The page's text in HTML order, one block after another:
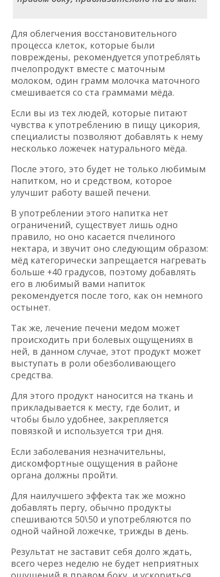
приёма пищи не меньше чем 5 раз в сутки.
Специалисты поделились не большим
советом по поводу лечения
пчелопродуктом, после того как вы съели
ложечку мёда, рекомендуется принять
горизонтальное положение, именно на
правом боку, приблизительно на 20 мин.
Для облегчения восстановительного
процесса клеток, которые были
повреждены, рекомендуется употреблять
пчелопродукт вместе с маточным
молоком, один грамм молочка маточного
смешивается со ста граммами мёда.
Если вы из тех людей, которые питают
чувства к употреблению в пищу цикория,
специалисты позволяют добавлять к нему
несколько ложечек натурального мёда.
После этого, это будет не только любимым
улучшит работу вашей печени.
В употреблении этого напитка нет
ограничений, существует лишь одно
правило, но оно касается пчелиного
мёд категорически запрещается нагревать
больше +40 градусов, поэтому добавлять
его в любимый вами напиток
рекомендуется после того, как он немного
остынет.
Так же, лечение печени медом может
происходить при болевых ощущениях в
ней, в данном случае, этот продукт может
выступать в роли обезболивающего
средства.
Для этого продукт наносится на ткань и
прикладывается к месту, где болит, и
чтобы было удобнее, закрепляется
повязкой и используется три дня.